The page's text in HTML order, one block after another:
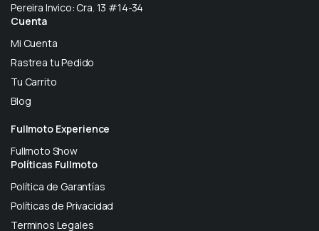
Pereira Invico: Cra. 13 #14-34
Cuenta
Mi Cuenta
Rastrea tu Pedido
Tu Carrito
Blog
Fullmoto Experience
Fullmoto Show
Políticas Fullmoto
Política de Garantías
Políticas de Privacidad
Terminos Legales